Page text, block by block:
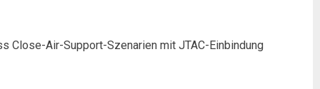
Close-Air-Support-Szenarien mit JTAC-Einbindung